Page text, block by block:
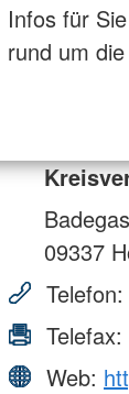
Infos für
rund um
09337
Telefon:
Telefax:
Web: